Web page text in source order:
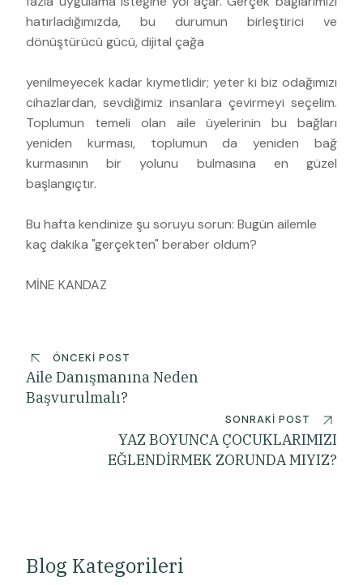
hatırladığımızda, bu durumun birleştirici ve
dönüştürücü gücü, dijital çağa
yenilmeyecek kadar kıymetlidir; yeter ki biz odağımızı
cihazlardan, sevdiğimiz insanlara çevirmeyi seçelim.
Toplumun temeli olan aile üyelerinin bu bağları
yeniden kurması, toplumun da yeniden bağ
kurmasının bir yolunu bulmasına en güzel
başlangıçtır.
Bu hafta kendinize şu soruyu sorun: Bugün ailemle
kaç dakika "gerçekten" beraber oldum?
MİNE KANDAZ
ÖNCEKI POST
Aile Danışmanına Neden
Başvurulmalı?
SONRAKI POST
YAZ BOYUNCA ÇOCUKLARIMIZI
EĞLENDİRMEK ZORUNDA MIYIZ?
Blog Kategorileri